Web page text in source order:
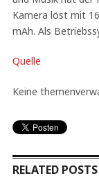
Kamera löst mit
mAh. Als
Quelle
Keine
RELATED POSTS